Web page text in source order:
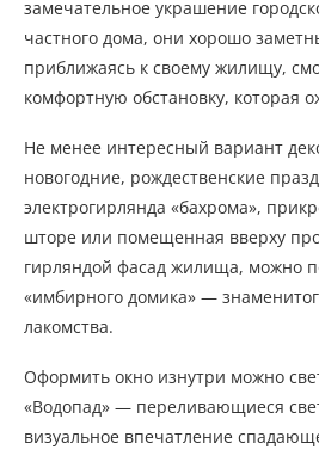
замечательное украшение
частного дома, они хорошо
приближаясь к своему жилищу,
комфортную обстановку, которая
Не менее интересный вариант
новогодние, рождественские
электрогирлянда «бахрома»,
шторе или помещенная вверху
гирляндой фасад жилища, можно
«имбирного домика» ­—
лакомства.
Оформить окно изнутри можно
«Водопад» ­— переливающиеся
визуальное впечатление